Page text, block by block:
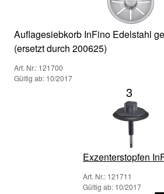
Auflagesiebkorb InFino Edelstahl
(ersetzt durch 200625)
Art. Nr.: 121700
Gültig ab: 10/2017
3
Exzenterstopfen
Art. Nr.: 121711
Gültig ab: 10/2017